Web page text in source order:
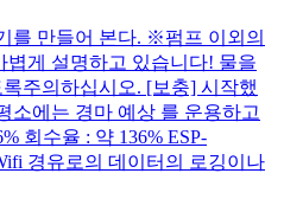
를 만들어 본다. ※펌프 이외의
게 설명하고 있습니다! 물을
주의하십시오. [보충] 시작했
에는 경마 예상 를 운용하고
회수율 : 약 136% ESP-
경유로의 데이터의 로깅이나